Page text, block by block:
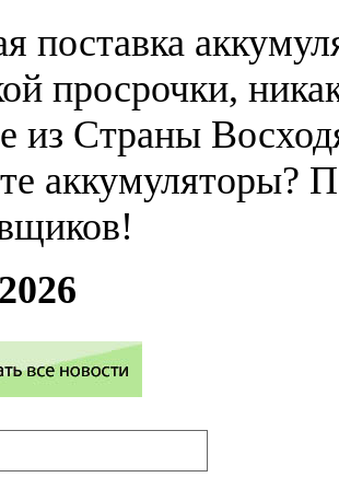
поставка
просрочки,
из Страны
аккумуляторы?